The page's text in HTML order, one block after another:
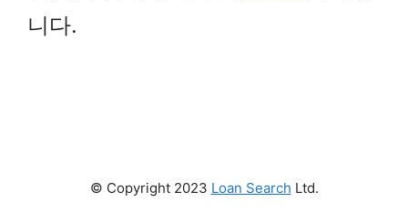
니다.
© Copyright 2023 Loan Search Ltd.